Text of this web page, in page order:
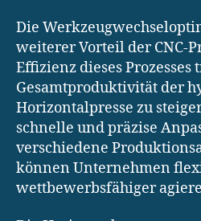
Die
weiterer Vorteil der CNC-
Effizienz dieses Prozesses
Gesamtproduktivität der
Horizontalpresse zu
schnelle und präzise
verschiedene
können Unternehmen
wettbewerbsfähiger